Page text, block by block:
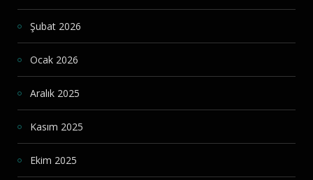
Şubat 2026
Ocak 2026
Aralık 2025
Kasım 2025
Ekim 2025